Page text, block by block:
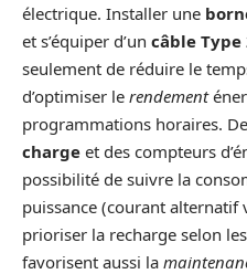
électrique. Installer une
et s’équiper d’un câble Type
seulement de réduire le
d’optimiser le rendement
programmations horaires.
charge et des compteurs
possibilité de suivre la
puissance (courant alternatif
prioriser la recharge selon
favorisent aussi la